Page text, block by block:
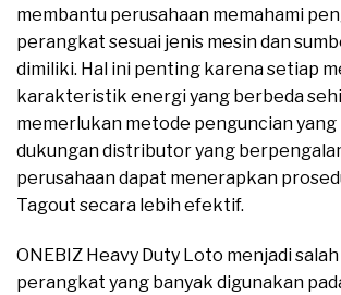
membantu perusahaan memahami
perangkat sesuai jenis mesin dan
dimiliki. Hal ini penting karena setiap
karakteristik energi yang berbeda
memerlukan metode penguncian
dukungan distributor yang
perusahaan dapat menerapkan
Tagout secara lebih efektif.
ONEBIZ Heavy Duty Loto menjadi
perangkat yang banyak digunakan